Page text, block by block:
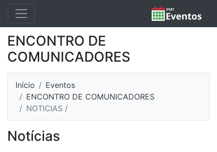
ENCONTRO DE
COMUNICADORES
Início
Eventos
ENCONTRO DE COMUNICADORES
NOTICIAS /
Notícias